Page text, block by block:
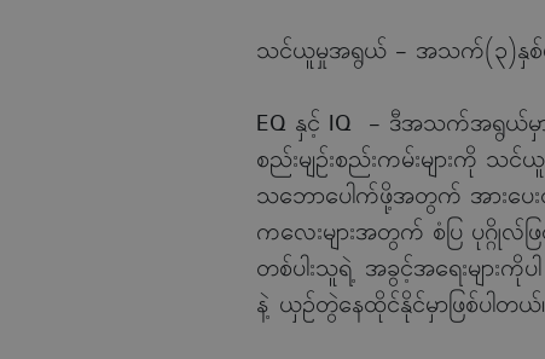
သင်ယူမှုအရွယ် - အသက်(၃)နှစ်
EQ နှင့် IQ - ဒီအသက်အရွယ်မှာဆိုရ
စည်းမျဉ်းစည်းကမ်းများကို သ
သဘောပေါက်ဖို့အတွက် အားပေး
ကလေးများအတွက် စံပြ ပုဂ္ဂိုလ်ဖြ
တစ်ပါးသူရဲ့ အခွင့်အရေးများကိုပ
နဲ့ ယှဉ်တွဲနေထိုင်နိုင်မှာဖြစ်ပါတယ်